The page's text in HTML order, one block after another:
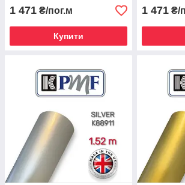
1 471 ₴/пог.м
Купити
1 471 ₴/